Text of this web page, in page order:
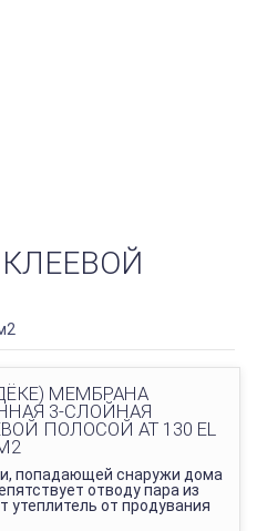
МЕМБРАНА
3-СЛОЙНАЯ
ПОЛОСОЙ AT 130 EL
попадающей снаружи дома
отводу пара из
утеплитель от продувания